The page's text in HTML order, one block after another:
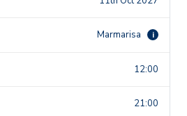
Marmarisa i
12:00
21:00